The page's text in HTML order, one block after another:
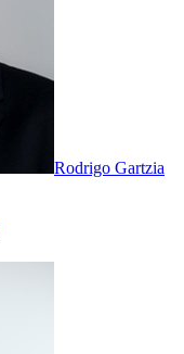
Rodrigo Gartzia